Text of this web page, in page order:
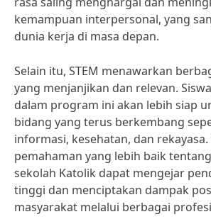
kemampuan interpersonal, yang
dunia kerja di masa depan.
Selain itu, STEM menawarkan
yang menjanjikan dan relevan.
dalam program ini akan lebih siap
bidang yang terus berkembang
informasi, kesehatan, dan
pemahaman yang lebih baik
sekolah Katolik dapat mengejar
tinggi dan menciptakan dampak
masyarakat melalui berbagai profesi